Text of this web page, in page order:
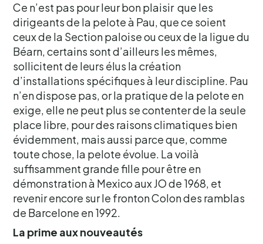
Ce n’est pas pour leur bon plaisir que les
dirigeants de la pelote à Pau, que ce soient
ceux de la Section paloise ou ceux de la ligue du
Béarn, certains sont d’ailleurs les mêmes,
sollicitent de leurs élus la création
d’installations spécifiques à leur discipline. Pau
n’en dispose pas, or la pratique de la pelote en
exige, elle ne peut plus se contenter de la seule
place libre, pour des raisons climatiques bien
évidemment, mais aussi parce que, comme
toute chose, la pelote évolue. La voilà
suffisamment grande fille pour être en
démonstration à Mexico aux JO de 1968, et
revenir encore sur le fronton Colon des ramblas
de Barcelone en 1992.
La prime aux nouveautés